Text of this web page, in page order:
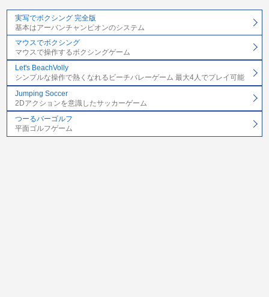
実写でボクシング 完全版
基本はアーバンチャンピオンのシステム
マウスでボクシング
マウスで操作するボクシングゲーム
Let's BeachVolly
シンプルな操作で熱くなれるビーチバレーゲーム 最大4人でプレイ可能
Jumping Soccer
2Dアクションを意識したサッカーゲーム
つーるバーゴルフ
平面ゴルフゲーム